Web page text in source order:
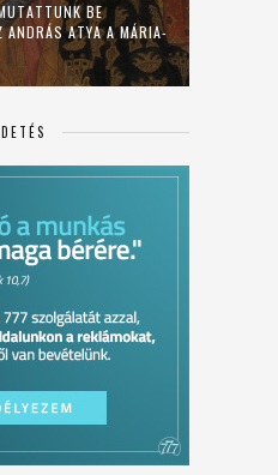
BE
ATYA A MÁRIA-